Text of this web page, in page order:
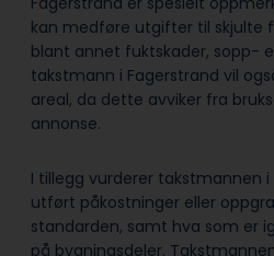
kan medføre utgifter til skjulte
blant annet fuktskader, sopp-
takstmann i Fagerstrand vil
areal, da dette avviker fra
annonse.
I tillegg vurderer takstmannen
utført påkostninger eller
standarden, samt hva som er
på bygningsdeler.